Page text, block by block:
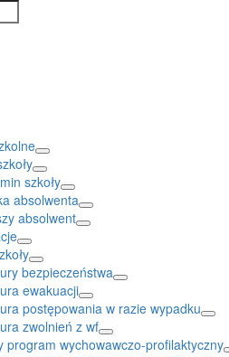
szkoły
absolwenta
absolwent
bezpieczeństwa
ewakuacji
postępowania w razie wypadku
zwolnień z wf
program wychowawczo-profilaktyczny